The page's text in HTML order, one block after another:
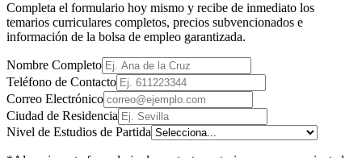
Completa el formulario hoy mismo y recibe de inmediato los
temarios curriculares completos, precios subvencionados e
información de la bolsa de empleo garantizada.
Nombre Completo
Teléfono de Contacto
Correo Electrónico
Ciudad de Residencia
Nivel de Estudios de Partida